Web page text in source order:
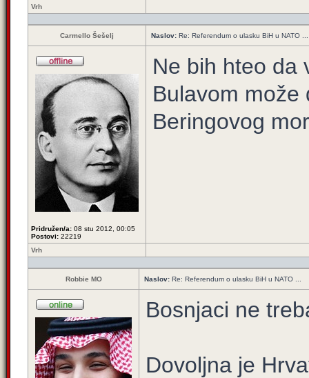
Vrh
Carmello Šešelj Naslov: Re: Referendum o ulasku BiH u NATO ...
Pridružen/a: 08 stu 2012, 00:05
Postovi: 22219
Ne bih hteo da
Bulavom može
Beringovog
Vrh
Robbie MO Naslov: Re: Referendum o ulasku BiH u NATO ...
Bosnjaci ne
Dovoljna je